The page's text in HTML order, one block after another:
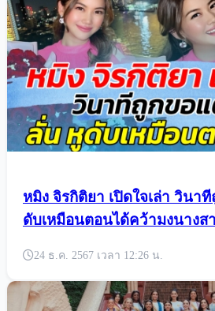
หมิง จิรกิติยา เปิดใจเล่า วินา
ดับเหมือนตอนได้คว้ามงนางส
24 ธ.ค. 2567 เวลา 12:26 น.